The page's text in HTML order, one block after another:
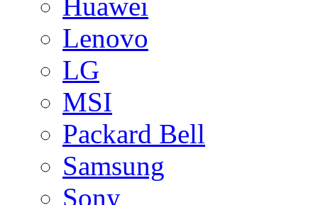
Lenovo
LG
MSI
Packard Bell
Samsung
Sony